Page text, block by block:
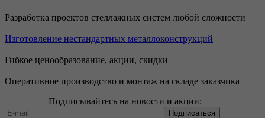
Разработка проектов стеллажных систем любой сложности
Изготовление нестандартных металлоконструкций
Гибкое ценообразование, акции, скидки
Оперативное производство и монтаж на складе заказчика
Подписывайтесь на новости и акции: